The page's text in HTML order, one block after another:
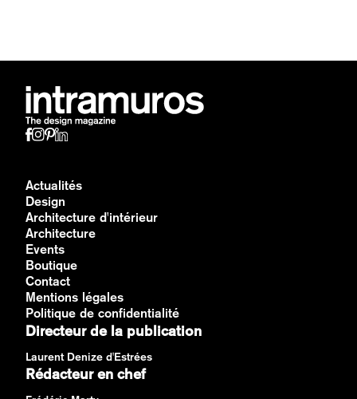
Actualités
Design
Architecture d'intérieur
Architecture
Events
Boutique
Contact
Mentions légales
Politique de confidentialité
Directeur de la publication
Laurent Denize d'Estrées
Rédacteur en chef